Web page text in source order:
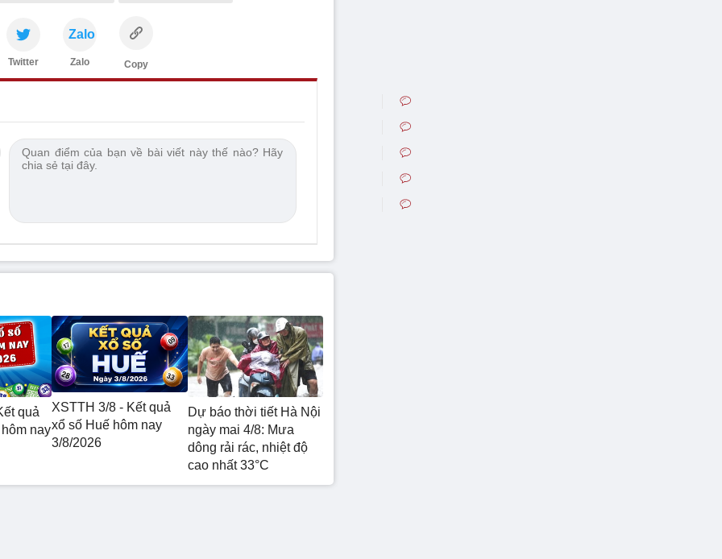
Twitter
Zalo
Zalo Copy
quả
nay
XSTTH 3/8 - Kết quả
xổ số Huế hôm nay
3/8/2026
Dự báo thời tiết Hà Nội
ngày mai 4/8: Mưa
dông rải rác, nhiệt độ
cao nhất 33°C